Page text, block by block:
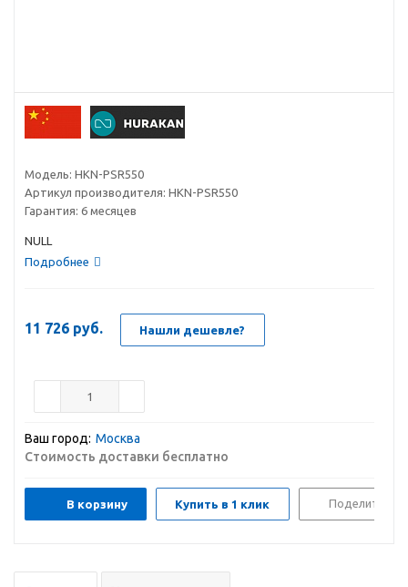
Модель: HKN-PSR550
Артикул производителя: HKN-PSR550
Гарантия: 6 месяцев
NULL
Подробнее
11 726 руб. Нашли дешевле?
Ваш город: Москва
Стоимость доставки бесплатно
В корзину Купить в 1 клик Поделиться